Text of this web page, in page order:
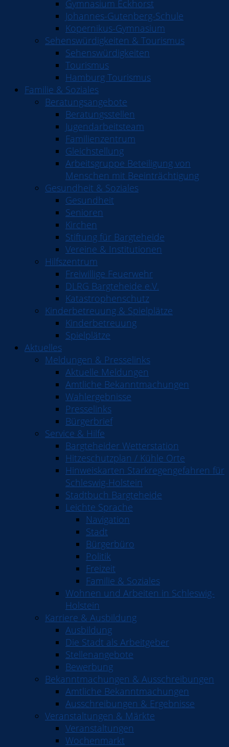
Gymnasium Eckhorst
Johannes-Gutenberg-Schule
Kopernikus-Gymnasium
Sehenswürdigkeiten & Tourismus
Sehenswürdigkeiten
Tourismus
Hamburg Tourismus
Familie & Soziales
Beratungsangebote
Beratungsstellen
Jugendarbeitsteam
Familienzentrum
Gleichstellung
Arbeitsgruppe Beteiligung von
Menschen mit Beeinträchtigung
Gesundheit & Soziales
Gesundheit
Senioren
Kirchen
Stiftung für Bargteheide
Vereine & Institutionen
Hilfszentrum
Freiwillige Feuerwehr
DLRG Bargteheide e.V.
Katastrophenschutz
Kinderbetreuung & Spielplätze
Kinderbetreuung
Spielplätze
Aktuelles
Meldungen & Presselinks
Aktuelle Meldungen
Amtliche Bekanntmachungen
Wahlergebnisse
Presselinks
Bürgerbrief
Service & Hilfe
Bargteheider Wetterstation
Hitzeschutzplan / Kühle Orte
Hinweiskarten Starkregengefahren für
Schleswig-Holstein
Stadtbuch Bargteheide
Leichte Sprache
Navigation
Stadt
Bürgerbüro
Politik
Freizeit
Familie & Soziales
Wohnen und Arbeiten in Schleswig-
Holstein
Karriere & Ausbildung
Ausbildung
Die Stadt als Arbeitgeber
Stellenangebote
Bewerbung
Bekanntmachungen & Ausschreibungen
Amtliche Bekanntmachungen
Ausschreibungen & Ergebnisse
Veranstaltungen & Märkte
Veranstaltungen
Wochenmarkt